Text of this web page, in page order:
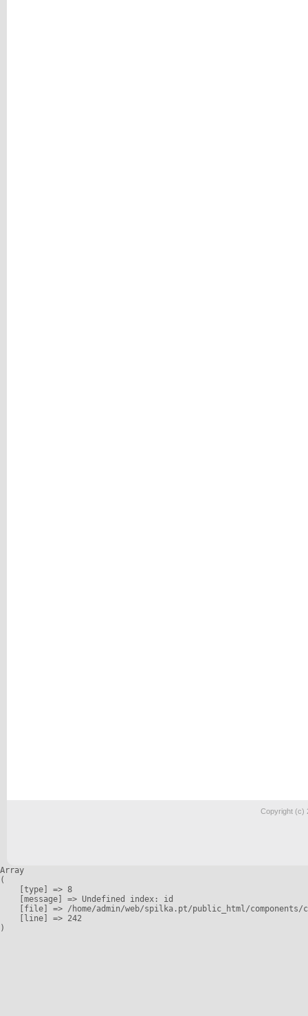
Copyright (c)
Array
(
    [type] => 8
    [message] => Undefined index: id
[file] => /home/admin/web/spilka.pt/public_html/
    [line] => 242